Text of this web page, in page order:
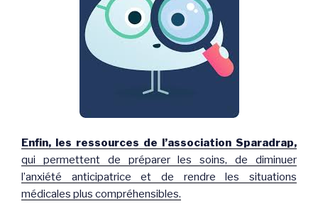
Enfin, les ressources de l’association Sparadrap,
qui permettent de préparer les soins, de diminuer
l’anxiété anticipatrice et de rendre les situations
médicales plus compréhensibles.